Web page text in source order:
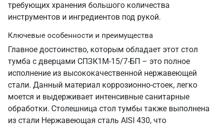
требующих хранения большого количества
инструментов и ингредиентов под рукой.
Ключевые особенности и преимущества
Главное достоинство, которым обладает этот стол
тумба с дверцами СПЗК1М-15/7-БП – это полное
исполнение из высококачественной нержавеющей
стали. Данный материал коррозионно-стоек, легко
моется и выдерживает интенсивные санитарные
обработки. Столешница стол тумбы также выполнена
из стали Нержавеющая сталь AISI 430, что